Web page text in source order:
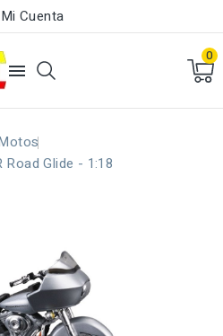
Mi Cuenta

0
Road Glide - 1:18